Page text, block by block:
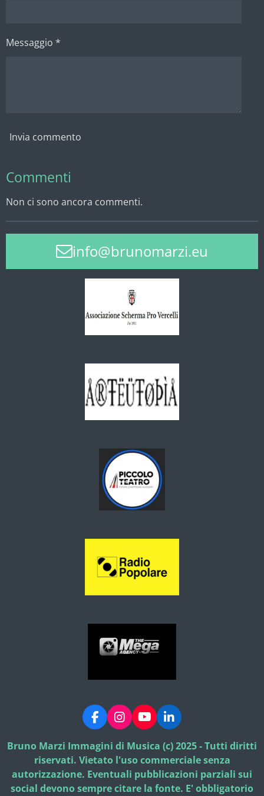
Messaggio *
Invia commento
Commenti
Non ci sono ancora commenti.
info@brunomarzi.eu
F
a
c
e
b
o
o
I
n
s
t
a
g
r
Y
o
u
T
u
b
e
L
i
n
k
e
d
I
Bruno Marzi Immagini di Musica (c) 2025 - Tutti diritti
riservati. Vietato l'uso commerciale senza
autorizzazione. Eventuali pubblicazioni parziali sui
social devono sempre citare la fonte. E' obbligatorio